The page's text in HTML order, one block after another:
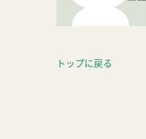
トップに戻る